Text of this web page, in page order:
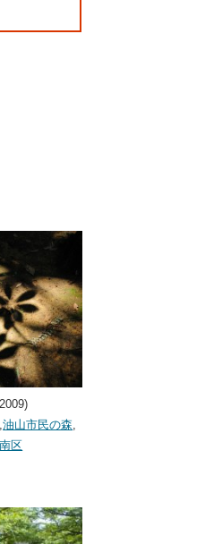
,油山市民の森
南区